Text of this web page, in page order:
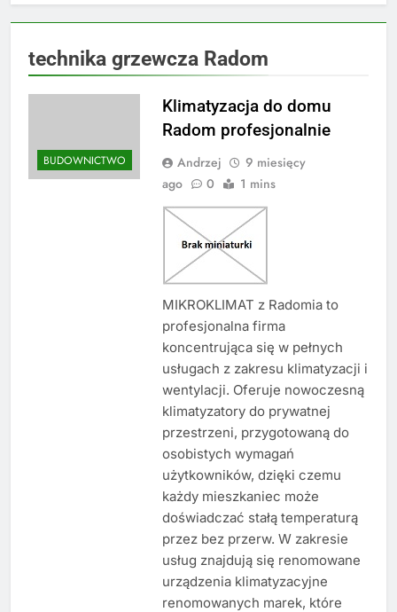
technika grzewcza Radom
BUDOWNICTWO
Klimatyzacja do domu
Radom profesjonalnie
Andrzej
9 miesięcy
ago
0 1 mins
MIKROKLIMAT z Radomia to
profesjonalna firma
koncentrująca się w pełnych
usługach z zakresu klimatyzacji i
wentylacji. Oferuje nowoczesną
klimatyzatory do prywatnej
przestrzeni, przygotowaną do
osobistych wymagań
użytkowników, dzięki czemu
każdy mieszkaniec może
doświadczać stałą temperaturą
przez bez przerw. W zakresie
usług znajdują się renomowane
urządzenia klimatyzacyjne
renomowanych marek, które